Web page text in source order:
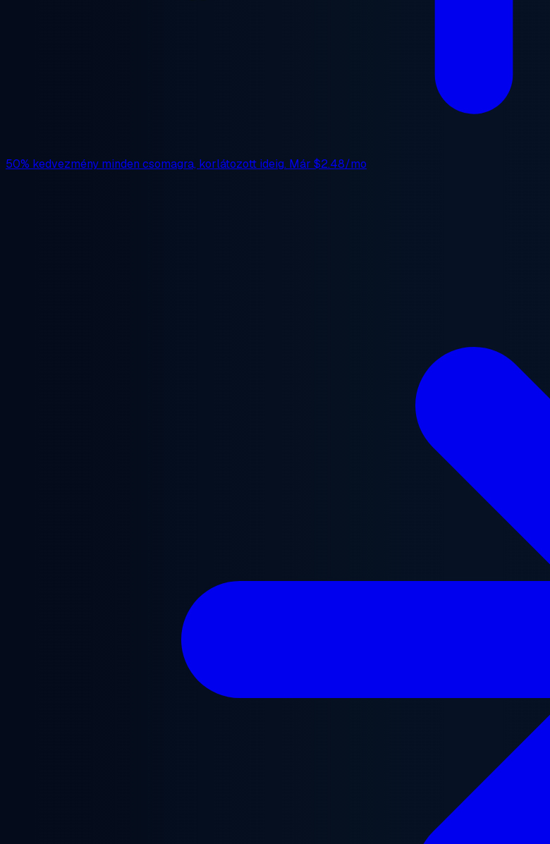
50% kedvezmény minden csomagra, korlátozott ideig. Már $2.48/mo